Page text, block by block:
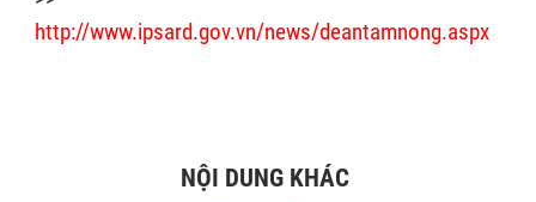
http://www.ipsard.gov.vn/news/deantamnong.aspx
NỘI DUNG KHÁC